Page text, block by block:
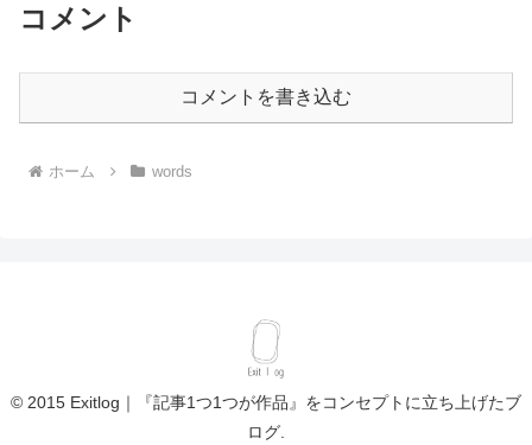
コメント
コメントを書き込む
ホーム words
© 2015 Exitlog｜『記事1つ1つが作品』をコンセプトに立ち上げたブ
ログ.